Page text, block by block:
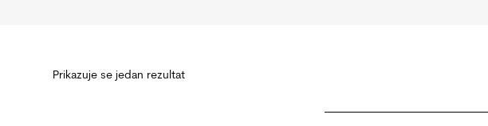
Prikazuje se jedan rezultat